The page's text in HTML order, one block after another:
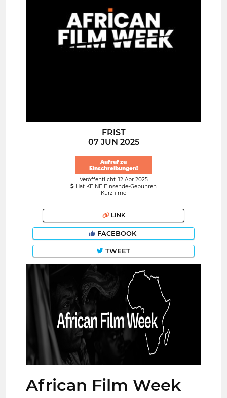
FRIST
07 JUN 2025
Aufruf zu
Einschreibungen!
Veröffentlicht: 12 Apr 2025
Hat KEINE Einsende-Gebühren
Kurzfilme
LINK
FACEBOOK
TWEET
African Film Week